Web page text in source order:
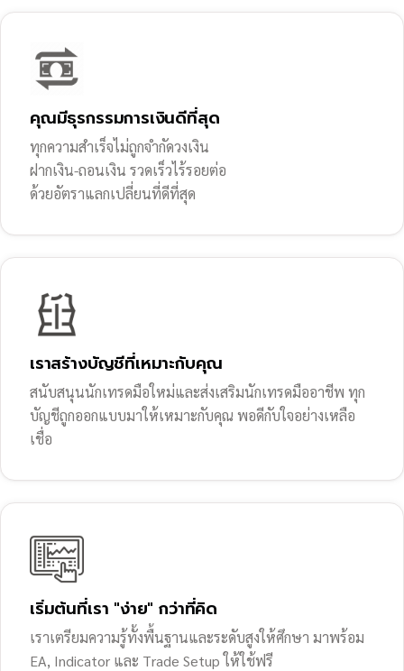
คุณมีธุรกรรมการเงินดีที่สุด
ทุกความสำเร็จไม่ถูกจำกัดวงเงิน
ฝากเงิน-ถอนเงิน รวดเร็วไร้รอยต่อ
ด้วยอัตราแลกเปลี่ยนที่ดีที่สุด
เราสร้างบัญชีที่เหมาะกับคุณ
สนับสนุนนักเทรดมือใหม่และส่งเสริมนักเทรดมืออาชีพ ทุก
บัญชีถูกออกแบบมาให้เหมาะกับคุณ พอดีกับใจอย่างเหลือ
เชื่อ
เริ่มต้นที่เรา "ง่าย" กว่าที่คิด
เราเตรียมความรู้ทั้งพื้นฐานและระดับสูงให้ศึกษา มาพร้อม
EA, Indicator และ Trade Setup ให้ใช้ฟรี